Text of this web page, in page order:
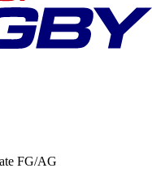
FG/AG